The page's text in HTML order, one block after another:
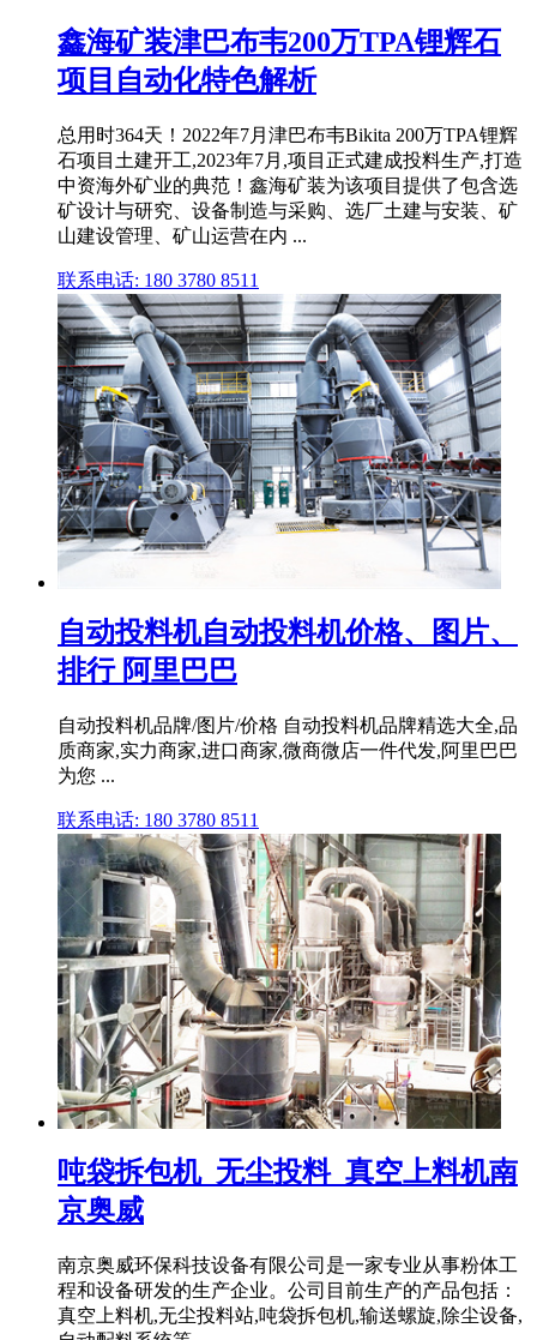
鑫海矿装津巴布韦200万TPA锂辉石
项目自动化特色解析
总用时364天！2022年7月津巴布韦Bikita 200万TPA锂辉
石项目土建开工,2023年7月,项目正式建成投料生产,打造
中资海外矿业的典范！鑫海矿装为该项目提供了包含选
矿设计与研究、设备制造与采购、选厂土建与安装、矿
山建设管理、矿山运营在内 ...
联系电话: 180 3780 8511
自动投料机自动投料机价格、图片、
排行 阿里巴巴
自动投料机品牌/图片/价格 自动投料机品牌精选大全,品
质商家,实力商家,进口商家,微商微店一件代发,阿里巴巴
为您 ...
联系电话: 180 3780 8511
吨袋拆包机_无尘投料_真空上料机南
京奥威
南京奥威环保科技设备有限公司是一家专业从事粉体工
程和设备研发的生产企业。公司目前生产的产品包括：
真空上料机,无尘投料站,吨袋拆包机,输送螺旋,除尘设备,